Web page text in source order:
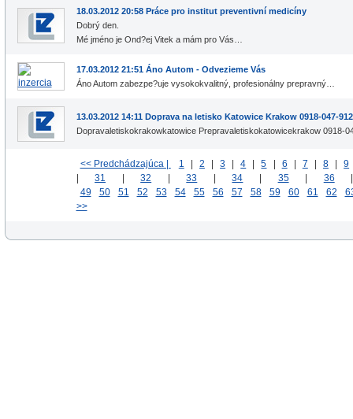
18.03.2012 20:58 Práce pro institut preventivní medicíny
Dobrý den.
Mé jméno je Ond?ej Vitek a mám pro Vás…
17.03.2012 21:51 Áno Autom - Odvezieme Vás
Áno Autom zabezpe?uje vysokokvalitný, profesionálny prepravný…
13.03.2012 14:11 Doprava na letisko Katowice Krakow 0918-047-912
Dopravaletiskokrakowkatowice Prepravaletiskokatowicekrakow 0918-
<< Predchádzajúca | 1 2 3 4 5 6 7 8
9
31 32 33 34 35 36
49
50 51 52 53 54 55 56 57 58 59 60 61 62
>>